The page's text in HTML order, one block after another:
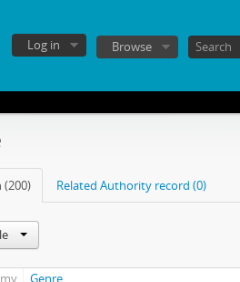
Log in Browse
(200) Related Authority record (0)
Genre